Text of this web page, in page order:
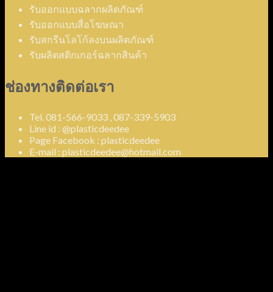
รับออกแบบฉลากผลิตภัณฑ์
รับออกแบบสื่อโฆษณา
รับสกรีนโลโก้ลงบนผลิตภัณฑ์
รับผลิตสติกเกอร์ฉลากสินค้า
ช่องทางติดต่อเรา
Tel. 081-566-9033 , 087-339-5903
Line id : @plasticdeedee
Page Facebook : plasticdeedee
E-mail : plasticdeedee@hotmail.com